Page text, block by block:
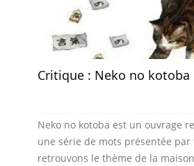
Critique : Neko no kotoba
Neko no kotoba est un ouvrage
une série de mots présentée par
retrouvons le thème de la